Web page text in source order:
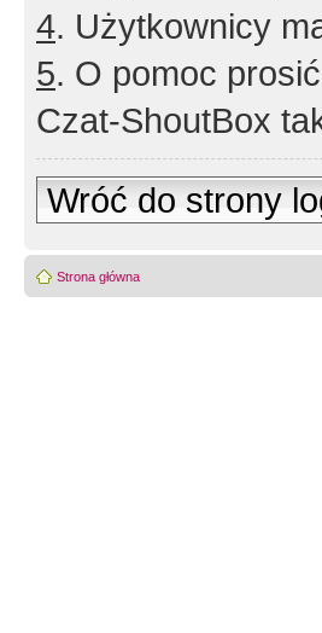
4. Użytkownicy
5. O pomoc
Czat-ShoutBox
Wróć do strony
Strona główna